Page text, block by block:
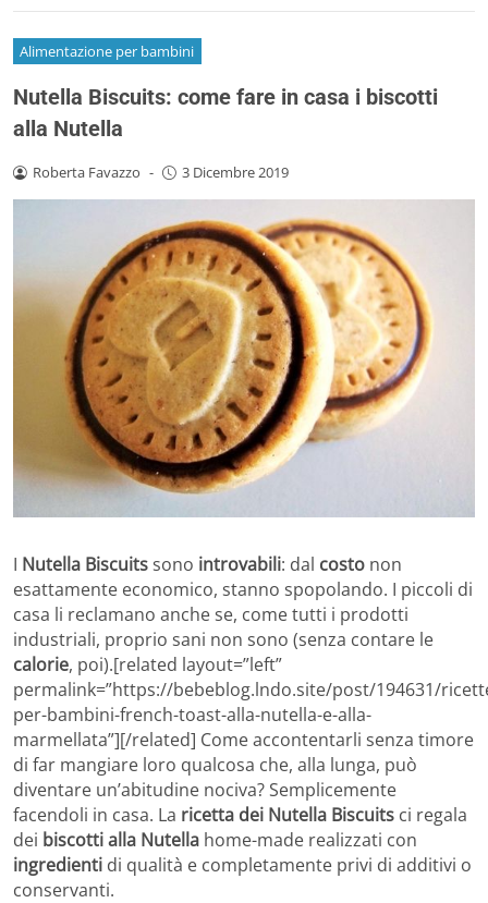
Alimentazione per bambini
Nutella Biscuits: come fare in casa i biscotti
alla Nutella
Roberta Favazzo - 3 Dicembre 2019
I Nutella Biscuitssono introvabili: dal costo non
esattamente economico, stanno spopolando. I piccoli di
casa li reclamano anche se, come tutti i prodotti
industriali, proprio sani non sono (senza contare le
calorie, poi).[related layout=”left”
permalink=”https://bebeblog.lndo.site/post/194631/
per-bambini-french-toast-alla-nutella-e-alla-
marmellata”][/related] Come accontentarli senza timore
di far mangiare loro qualcosa che, alla lunga, può
diventare un’abitudine nociva? Semplicemente
facendoli in casa. La ricetta dei Nutella Biscuits ci regala
dei biscotti alla Nutella home-made realizzati con
ingredienti di qualità e completamente privi di additivi o
conservanti.